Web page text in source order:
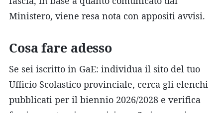
Ministero, viene resa nota con appositi avvisi.
Cosa fare adesso
Se sei iscritto in GaE: individua il sito del tuo
Ufficio Scolastico provinciale, cerca gli elenchi
pubblicati per il biennio 2026/2028 e verifica